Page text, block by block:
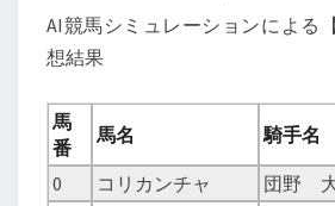
AI競馬シミュレーションによる
想結果
馬
番
馬名 騎手名
0
コリカンチャ 団野